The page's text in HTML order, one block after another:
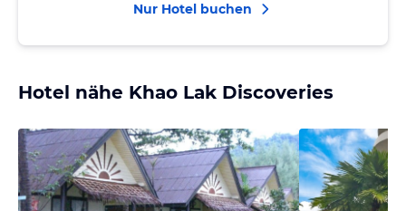
Nur Hotel buchen
Hotel nähe Khao Lak Discoveries